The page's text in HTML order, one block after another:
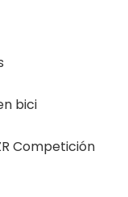
bici
Competición